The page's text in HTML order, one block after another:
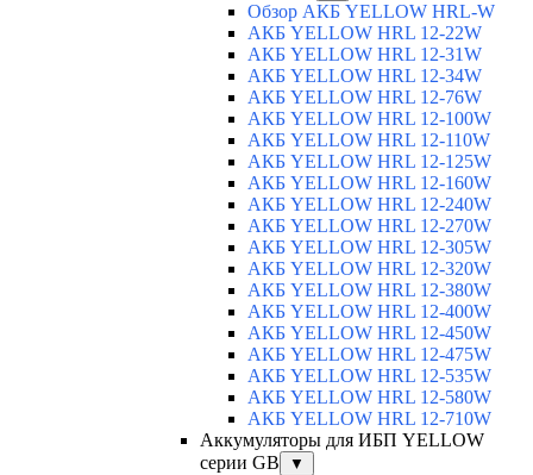
Обзор АКБ YELLOW HRL-W
АКБ YELLOW HRL 12-22W
АКБ YELLOW HRL 12-31W
АКБ YELLOW HRL 12-34W
АКБ YELLOW HRL 12-76W
АКБ YELLOW HRL 12-100W
АКБ YELLOW HRL 12-110W
АКБ YELLOW HRL 12-125W
АКБ YELLOW HRL 12-160W
АКБ YELLOW HRL 12-240W
АКБ YELLOW HRL 12-270W
АКБ YELLOW HRL 12-305W
АКБ YELLOW HRL 12-320W
АКБ YELLOW HRL 12-380W
АКБ YELLOW HRL 12-400W
АКБ YELLOW HRL 12-450W
АКБ YELLOW HRL 12-475W
АКБ YELLOW HRL 12-535W
АКБ YELLOW HRL 12-580W
АКБ YELLOW HRL 12-710W
Аккумуляторы для ИБП YELLOW
серии GB
▼